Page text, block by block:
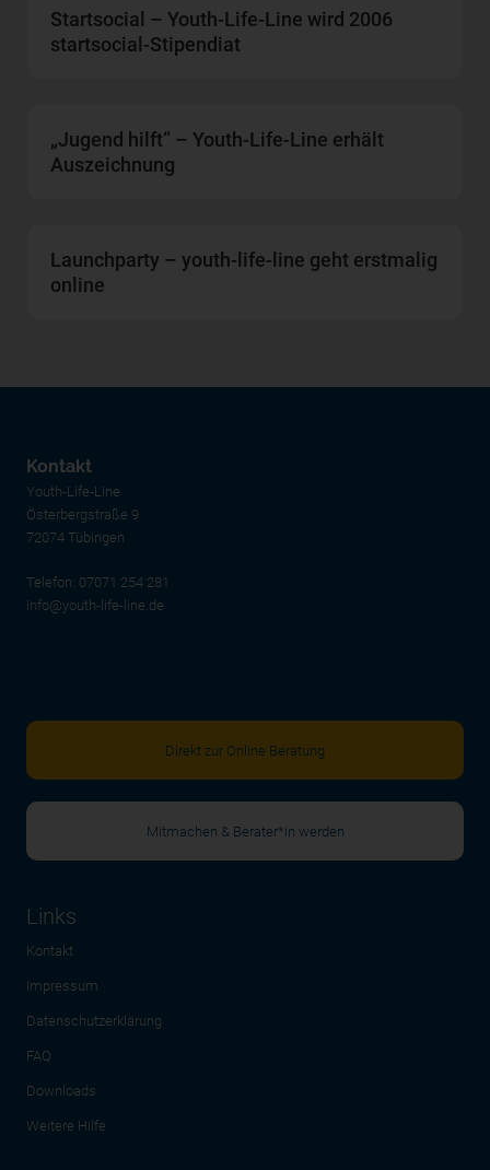
Startsocial – Youth-Life-Line wird 2006
startsocial-Stipendiat
„Jugend hilft“ – Youth-Life-Line erhält
Auszeichnung
Launchparty – youth-life-line geht erstmalig
online
Kontakt
Youth-Life-Line
Österbergstraße 9
72074 Tübingen
Telefon: 07071 254 281
info@youth-life-line.de
Direkt zur Online Beratung
Mitmachen & Berater*in werden
Links
Kontakt
Impressum
Datenschutzerklärung
FAQ
Downloads
Weitere Hilfe